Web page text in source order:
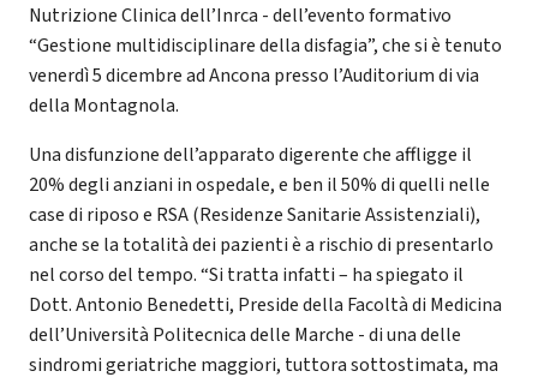
Nutrizione Clinica dell’Inrca - dell’evento formativo
“Gestione multidisciplinare della disfagia”, che si è tenuto
venerdì 5 dicembre ad Ancona presso l’Auditorium di via
della Montagnola.
Una disfunzione dell’apparato digerente che affligge il
20% degli anziani in ospedale, e ben il 50% di quelli nelle
case di riposo e RSA (Residenze Sanitarie Assistenziali),
anche se la totalità dei pazienti è a rischio di presentarlo
nel corso del tempo. “Si tratta infatti – ha spiegato il
Dott. Antonio Benedetti, Preside della Facoltà di Medicina
dell’Università Politecnica delle Marche - di una delle
sindromi geriatriche maggiori, tuttora sottostimata, ma